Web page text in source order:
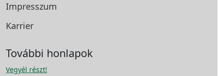
Impresszum
Karrier
További honlapok
Vegyél részt!